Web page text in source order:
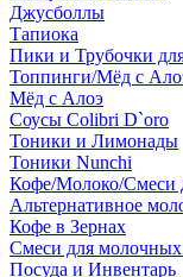
Джусболлы
Тапиока
Пики и Трубочки
Топпинги/Мёд с
Мёд с Алоэ
Соусы Colibri D`oro
Тоники и Лимонады
Тоники Nunchi
Кофе/Молоко/Смеси
Альтернативное
Кофе в Зернах
Смеси для молочных
Посуда и Инвентарь